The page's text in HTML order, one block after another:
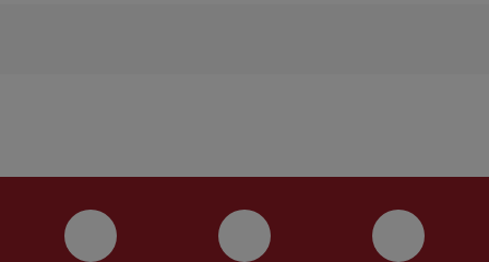
Instagram YouTube